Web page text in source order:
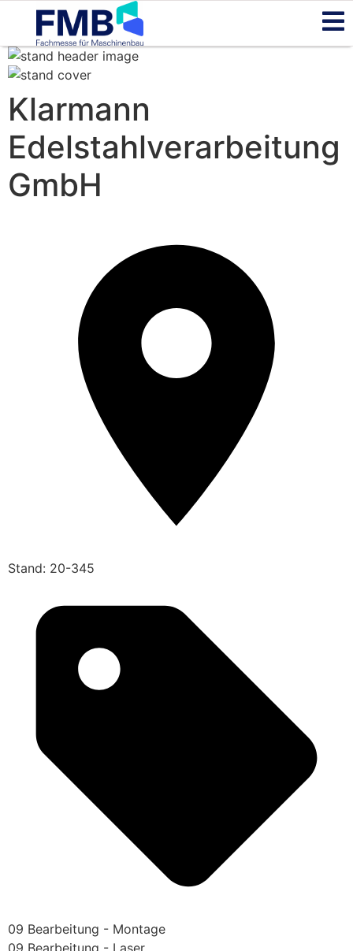
Klarmann
Edelstahlverarbeitung
GmbH
Stand: 20-345
09 Bearbeitung - Montage